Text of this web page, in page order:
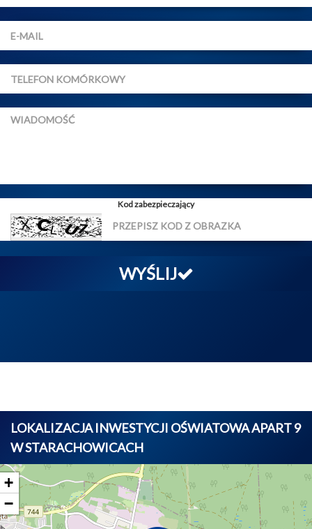
Kod zabezpieczający
WYŚLIJ
LOKALIZACJA INWESTYCJI OŚWIATOWA APART 9
W STARACHOWICACH
+
−